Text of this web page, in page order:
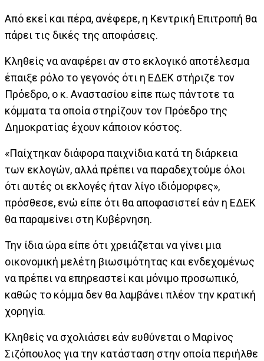
Από εκεί και πέρα, ανέφερε, η Κεντρική Επιτροπή θα
πάρει τις δικές της αποφάσεις.
Κληθείς να αναφέρει αν στο εκλογικό αποτέλεσμα
έπαιξε ρόλο το γεγονός ότι η ΕΔΕΚ στήριζε τον
Πρόεδρο, ο κ. Αναστασίου είπε πως πάντοτε τα
κόμματα τα οποία στηρίζουν τον Πρόεδρο της
Δημοκρατίας έχουν κάποιον κόστος.
«Παίχτηκαν διάφορα παιχνίδια κατά τη διάρκεια
των εκλογών, αλλά πρέπει να παραδεχτούμε όλοι
ότι αυτές οι εκλογές ήταν λίγο ιδιόμορφες»,
πρόσθεσε, ενώ είπε ότι θα αποφασιστεί εάν η ΕΔΕΚ
θα παραμείνει στη Κυβέρνηση.
Την ίδια ώρα είπε ότι χρειάζεται να γίνει μια
οικονομική μελέτη βιωσιμότητας και ενδεχομένως
να πρέπει να επηρεαστεί και μόνιμο προσωπικό,
καθώς το κόμμα δεν θα λαμβάνει πλέον την κρατική
χορηγία.
Κληθείς να σχολιάσει εάν ευθύνεται ο Μαρίνος
Σιζόπουλος για την κατάσταση στην οποία περιήλθε